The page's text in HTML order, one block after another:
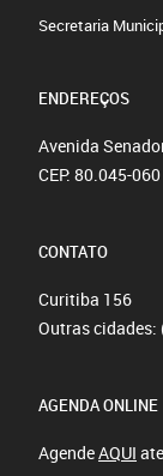
Secretaria
ENDEREÇOS
Avenida
CEP: 80.045-060
CONTATO
Curitiba 156
Outras cidades:
AGENDA ONLINE
AgendeAQUI